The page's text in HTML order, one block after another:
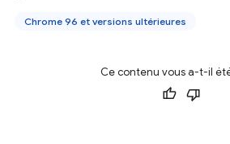
Chrome 96 et versions ultérieures
Ce contenu vous a-t-il